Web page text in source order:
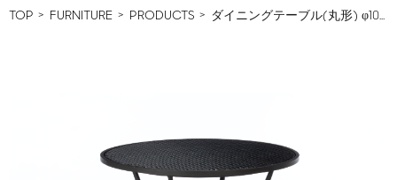
VIRTUAL GALLERY
NEWS&TOPICS
TOP FURNITURE PRODUCTS ダイニングテーブル(丸形) φ1000